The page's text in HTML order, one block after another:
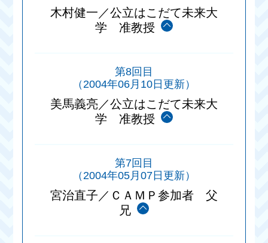
木村健一／公立はこだて未来大
学 准教授
第8回目
（2004年06月10日更新）
美馬義亮／公立はこだて未来大
学 准教授
第7回目
（2004年05月07日更新）
宮治直子／ＣＡＭＰ参加者 父
兄